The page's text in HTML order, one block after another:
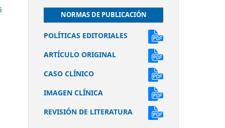
NORMAS DE PUBLICACIÓN
POLÍTICAS EDITORIALES
ARTÍCULO ORIGINAL
CASO CLÍNICO
IMAGEN CLÍNICA
REVISIÓN DE LITERATURA